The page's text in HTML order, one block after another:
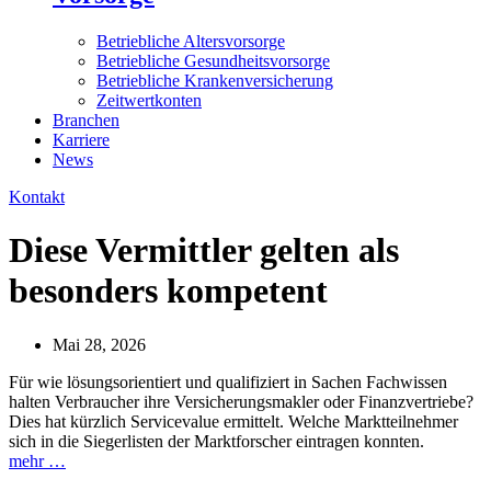
Betriebliche Altersvorsorge
Betriebliche Gesundheitsvorsorge
Betriebliche Krankenversicherung
Zeitwertkonten
Branchen
Karriere
News
Kontakt
Diese Vermittler gelten als
besonders kompetent
Mai 28, 2026
Für wie lösungsorientiert und qualifiziert in Sachen Fachwissen
halten Verbraucher ihre Versicherungsmakler oder Finanzvertriebe?
Dies hat kürzlich Servicevalue ermittelt. Welche Marktteilnehmer
sich in die Siegerlisten der Marktforscher eintragen konnten.
mehr …